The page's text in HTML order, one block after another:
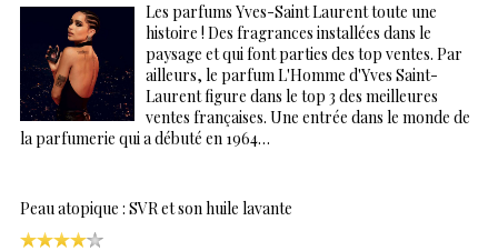
Les parfums Yves-Saint Laurent toute une
histoire ! Des fragrances installées dans le
paysage et qui font parties des top ventes. Par
ailleurs, le parfum L'Homme d'Yves Saint-
Laurent figure dans le top 3 des meilleures
ventes françaises. Une entrée dans le monde de
la parfumerie qui a débuté en 1964…
Peau atopique : SVR et son huile lavante